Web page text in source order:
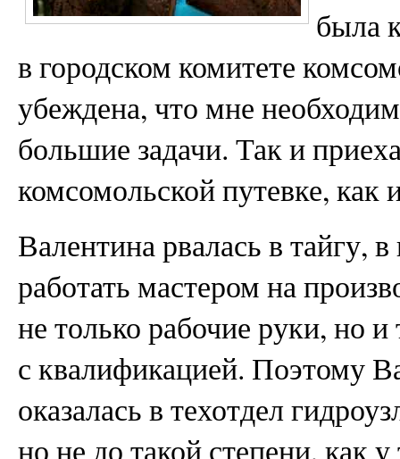
была
в городском комитете
убеждена, что мне
большие задачи. Так и
комсомольской путевке, как
Валентина рвалась в тайгу,
работать мастером на
не только рабочие руки, но
с квалификацией. Поэтому
оказалась в техотдел
но не до такой степени, как